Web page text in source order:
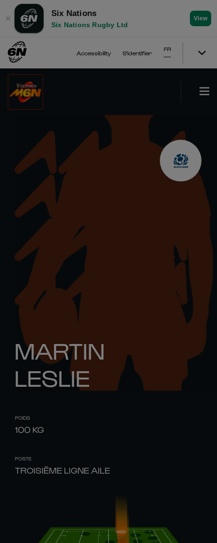
✕
Six Nations
Six Nations Rugby Ltd
View
Accessibility S'identifier
FR
MARTIN
LESLIE
POIDS
100 KG
POSTE
TROISIÈME LIGNE AILE